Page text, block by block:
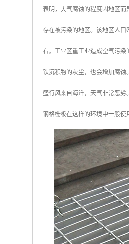
表明，大气腐蚀的程度因地区而
存在被污染的地区。该地区人口
右。工业区重工业造成空气污染
铁沉积物的灰尘，也会增加腐蚀
盛行风来自海洋，天气非常恶劣
钢格栅板在这样的环境中一般使